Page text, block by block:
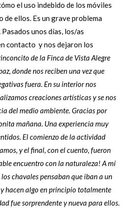
el uso indebido de los móviles
de ellos. Es un grave problema
unos días, los/as
contacto y nos dejaron los
de la Finca de Vista Alegre
donde nos reciben una vez que
fuera. En su interior nos
creaciones artísticas y se nos
del medio ambiente. Gracias por
mañana. Una experiencia muy
El comienzo de la actividad
y el final, con el cuento, fueron
encuentro con la naturaleza! A mí
chavales pensaban que iban a un
hacen algo en principio totalmente
fue sorprendente y nueva para ellos.